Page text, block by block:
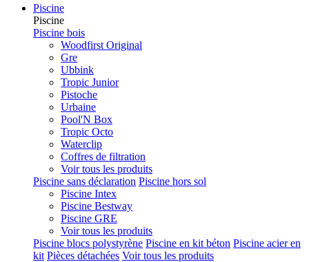
Piscine
Piscine
Piscine bois
Woodfirst Original
Gre
Ubbink
Tropic Junior
Pistoche
Urbaine
Pool'N Box
Tropic Octo
Waterclip
Coffres de filtration
Voir tous les produits
Piscine sans déclaration Piscine hors sol
Piscine Intex
Piscine Bestway
Piscine GRE
Voir tous les produits
Piscine blocs polystyrène Piscine en kit béton Piscine acier en
kit Pièces détachées Voir tous les produits